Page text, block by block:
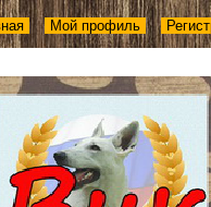
Мой профиль